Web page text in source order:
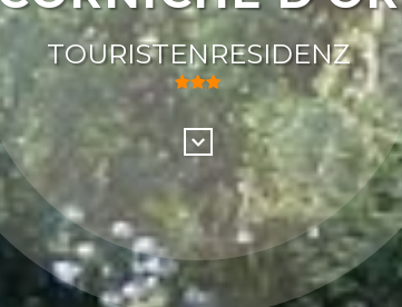
TOURISTENRESIDENZ